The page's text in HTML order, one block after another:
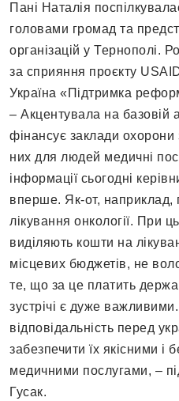
Пані Наталія
головами громад та
організацій у Тернополі.
за сприяння проєкту
Україна «Підтримка
– Акцентувала на базовій
фінансує заклади охорони
них для людей медичні
інформації сьогодні
вперше. Як-от, наприклад,
лікування онкології. При
виділяють кошти на
місцевих бюджетів, не
те, що за це платить
зустрічі є дуже
відповідальність перед
забезпечити їх якісними і
медичними послугами, –
Гусак.